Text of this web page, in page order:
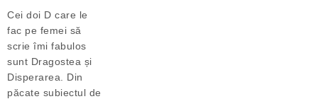
Cei doi D care le
fac pe femei să
scrie îmi fabulos
sunt Dragostea și
Disperarea. Din
păcate subiectul de